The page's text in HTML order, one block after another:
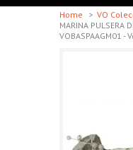
Home
> VO
MARINA PULSERA
VOBASPAAGM01 -